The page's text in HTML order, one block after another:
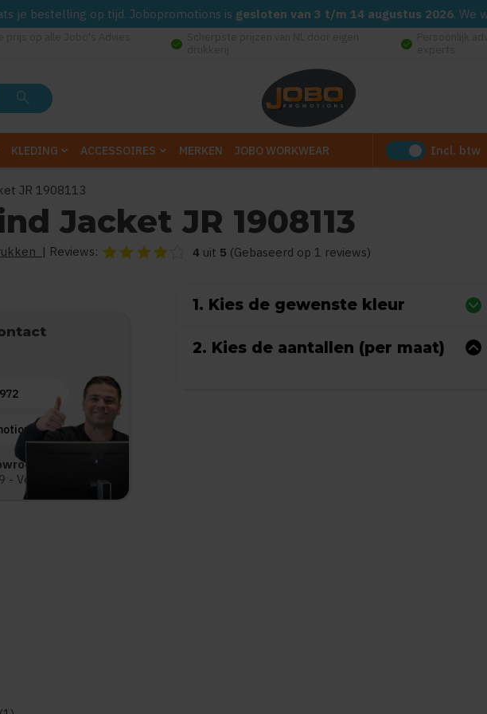
je bestelling op tijd. Jobopromotions is gesloten van 3 t/m 14 augustus 2026. We
check_circle check_circle
search
KLEDING ACCESSOIRES MERKEN JOBO WORKWEAR Incl. btw
JR 1908113
Jacket JR 1908113
| Reviews: De beoordeling van dit product is4 van de 5
4uit 5 (Gebaseerd op 1 reviews)
- Velddriel
1. Kies de gewenste kleur
2. Kies de aantallen (per maat)